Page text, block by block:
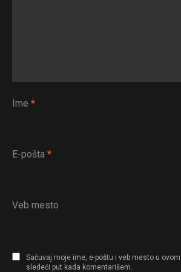
Ime *
E-pošta *
Veb mesto
Sačuvaj moje ime, e-poštu i veb mesto u
sledeći put kada komentarišem.